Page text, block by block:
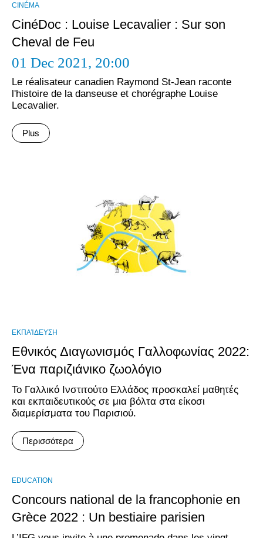
CINÉMA
CinéDoc : Louise Lecavalier : Sur son
Cheval de Feu
01 Dec 2021, 20:00
Le réalisateur canadien Raymond St-Jean raconte
l'histoire de la danseuse et chorégraphe Louise
Lecavalier.
Plus
ΕΚΠΑΊΔΕΥΣΗ
Εθνικός Διαγωνισμός Γαλλοφωνίας 2022:
Ένα παριζιάνικο ζωολόγιο
Το Γαλλικό Ινστιτούτο Ελλάδος προσκαλεί μαθητές
και εκπαιδευτικούς σε μια βόλτα στα είκοσι
διαμερίσματα του Παρισιού.
Περισσότερα
EDUCATION
Concours national de la francophonie en
Grèce 2022 : Un bestiaire parisien